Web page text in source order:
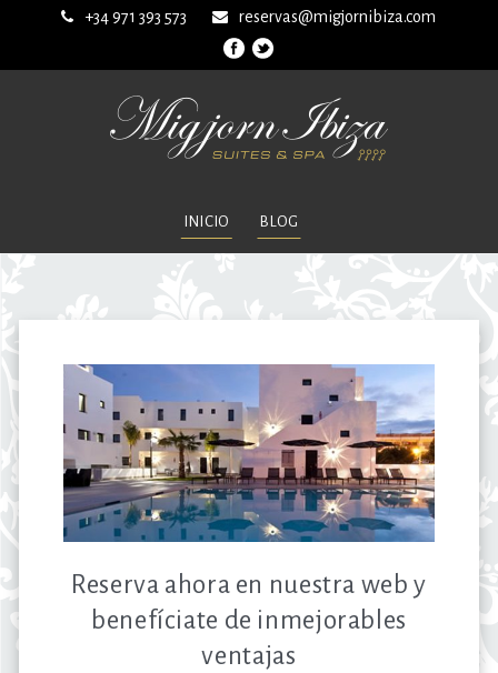
+34 971 393 573 reservas@migjornibiza.com
INICIO BLOG
Reserva ahora en nuestra web y
benefíciate de inmejorables
ventajas